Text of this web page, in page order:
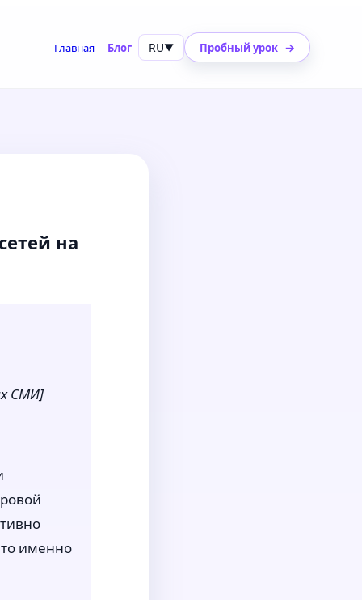
Главная Блог RU▼ Пробный урок →
на
СМИ]
именно